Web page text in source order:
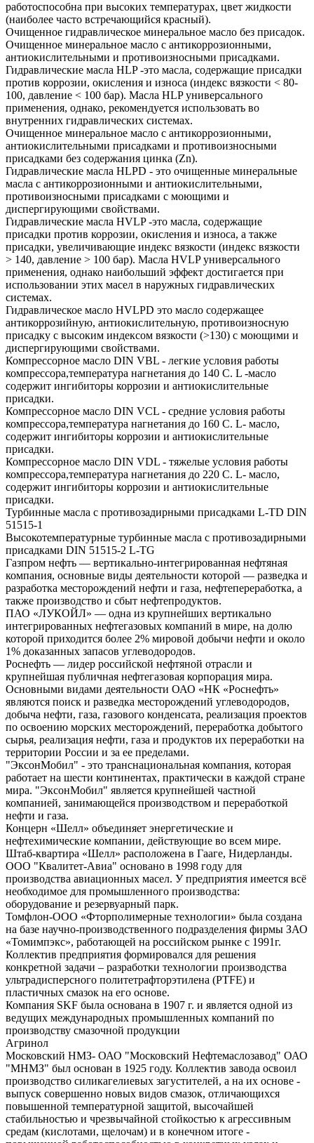
работоспособна при высоких температурах, цвет жидкости
(наиболее часто встречающийся красный).
Очищенное гидравлическое минеральное масло без присадок.
Очищенное минеральное масло с антикоррозионными,
антиокислительными и противоизносными присадками.
Гидравлические масла HLP -это масла, содержащие присадки
против коррозии, окисления и износа (индекс вязкости < 80-
100, давление < 100 бар). Масла HLP универсального
применения, однако, рекомендуется использовать во
внутренних гидравлических системах.
Очищенное минеральное масло с антикоррозионными,
антиокислительными присадками и противоизносными
присадками без содержания цинка (Zn).
Гидравлические масла HLPD - это очищенные минеральные
масла с антикоррозионными и антиокислительными,
противоизносными присадками с моющими и
диспергирующими свойствами.
Гидравлические масла HVLP -это масла, содержащие
присадки против коррозии, окисления и износа, а также
присадки, увеличивающие индекс вязкости (индекс вязкости
> 140, давление > 100 бар). Масла HVLP универсального
применения, однако наибольший эффект достигается при
использовании этих масел в наружных гидравлических
системах.
Гидравлическое масло HVLPD это масло содержащее
антикоррозийную, антиокислительную, противоизносную
присадку с высоким индексом вязкости (>130) с моющими и
диспергирующими свойствами.
Компрессорное масло DIN VBL - легкие условия работы
компрессора,температура нагнетания до 140 С. L -масло
содержит ингибиторы коррозии и антиокислительные
присадки.
Компрессорное масло DIN VCL - средние условия работы
компрессора,температура нагнетания до 160 С. L- масло,
содержит ингибиторы коррозии и антиокислительные
присадки.
Компрессорное масло DIN VDL - тяжелые условия работы
компрессора,температура нагнетания до 220 С. L- масло,
содержит ингибиторы коррозии и антиокислительные
присадки.
Турбинные масла с противозадирными присадками L-TD DIN
51515-1
Высокотемпературные турбинные масла с противозадирными
присадками DIN 51515-2 L-TG
Газпром нефть — вертикально-интегрированная нефтяная
компания, основные виды деятельности которой — разведка и
разработка месторождений нефти и газа, нефтепереработка, а
также производство и сбыт нефтепродуктов.
ПАО «ЛУКОЙЛ» — одна из крупнейших вертикально
интегрированных нефтегазовых компаний в мире, на долю
которой приходится более 2% мировой добычи нефти и около
1% доказанных запасов углеводородов.
Роснефть — лидер российской нефтяной отрасли и
крупнейшая публичная нефтегазовая корпорация мира.
Основными видами деятельности ОАО «НК «Роснефть»
являются поиск и разведка месторождений углеводородов,
добыча нефти, газа, газового конденсата, реализация проектов
по освоению морских месторождений, переработка добытого
сырья, реализация нефти, газа и продуктов их переработки на
территории России и за ее пределами.
"ЭксонМобил" - это транснациональная компания, которая
работает на шести континентах, практически в каждой стране
мира. "ЭксонМобил" является крупнейшей частной
компанией, занимающейся производством и переработкой
нефти и газа.
Концерн «Шелл» объединяет энергетические и
нефтехимические компании, действующие во всем мире.
Штаб-квартира «Шелл» расположена в Гааге, Нидерланды.
ООО "Квалитет-Авиа" основано в 1998 году для
производства авиационных масел. У предприятия имеется всё
необходимое для промышленного производства:
оборудование и резервуарный парк.
Томфлон-ООО «Фторполимерные технологии» была создана
на базе научно-производственного подразделения фирмы ЗАО
«Томимпэкс», работающей на российском рынке с 1991г.
Коллектив предприятия формировался для решения
конкретной задачи – разработки технологии производства
ультрадисперсного политетрафторэтилена (PTFE) и
пластичных смазок на его основе.
Компания SKF была основана в 1907 г. и является одной из
ведущих международных промышленных компаний по
производству смазочной продукции
Агринол
Московский НМЗ- ОАО "Московский Нефтемаслозавод" ОАО
"МНМЗ" был основан в 1925 году. Коллектив завода освоил
производство силикагелиевых загустителей, а на их основе -
выпуск совершенно новых видов смазок, отличающихся
повышенной температурной защитой, высочайшей
стабильностью и чрезвычайной стойкостью к агрессивным
средам (кислотами, щелочам) и в конечном итоге -